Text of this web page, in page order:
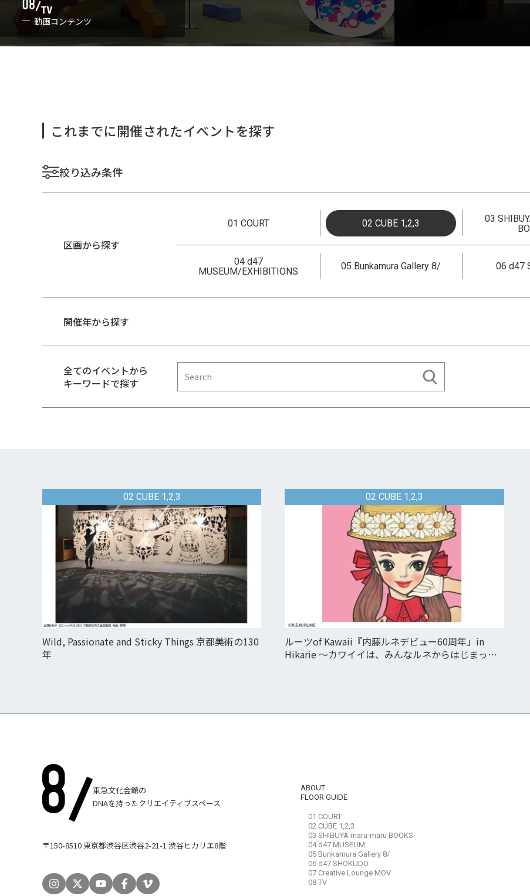
動画コンテンツ
これまでに開催されたイベントを探す
絞り込み条件
区画から探す
01 COURT 02 CUBE 1,2,3
03
04 d47
MUSEUM/EXHIBITIONS
05 Bunkamura Gallery 8/ 06 d47
開催年から探す
全てのイベントから
キーワードで探す
02 CUBE 1,2,3
Wild, Passionate and Sticky Things 京都美術の130
年
02 CUBE 1,2,3
ルーツof Kawaii『内藤ルネデビュー60周年」in
Hikarie 〜カワイイは、みんなルネからはじまっ
東急文化会館の
DNAを持ったクリエイティブスペース
〒150-8510 東京都渋谷区渋谷2-21-1 渋谷ヒカリエ8階
ABOUT
FLOOR GUIDE
01 COURT
02 CUBE 1,2,3
03 SHIBUYA maru-maru BOOKS
04 d47 MUSEUM
05 Bunkamura Gallery 8/
06 d47 SHOKUDO
07 Creative Lounge MOV
08 TV